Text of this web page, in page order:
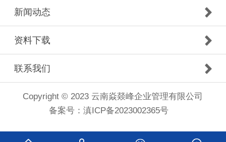
新闻动态
资料下载
联系我们
Copyright © 2023 云南焱燚峰企业管理有限公司
备案号： 滇ICP备2023002365号